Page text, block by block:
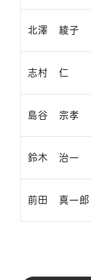
北澤 綾子
志村 仁
島谷 宗孝
鈴木 治一
前田 真一郎